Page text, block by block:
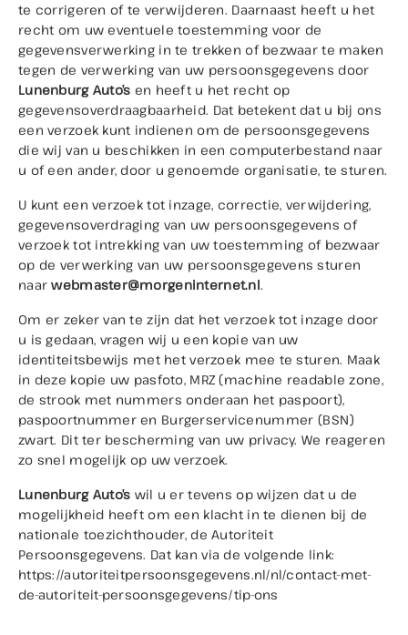
te corrigeren of te verwijderen. Daarnaast heeft u het
recht om uw eventuele toestemming voor de
gegevensverwerking in te trekken of bezwaar te maken
tegen de verwerking van uw persoonsgegevens door
Lunenburg Auto’s en heeft u het recht op
gegevensoverdraagbaarheid. Dat betekent dat u bij ons
een verzoek kunt indienen om de persoonsgegevens
die wij van u beschikken in een computerbestand naar
u of een ander, door u genoemde organisatie, te sturen.
U kunt een verzoek tot inzage, correctie, verwijdering,
gegevensoverdraging van uw persoonsgegevens of
verzoek tot intrekking van uw toestemming of bezwaar
op de verwerking van uw persoonsgegevens sturen
naarwebmaster@morgeninternet.nl.
Om er zeker van te zijn dat het verzoek tot inzage door
u is gedaan, vragen wij u een kopie van uw
identiteitsbewijs met het verzoek mee te sturen. Maak
in deze kopie uw pasfoto, MRZ (machine readable zone,
de strook met nummers onderaan het paspoort),
paspoortnummer en Burgerservicenummer (BSN)
zwart. Dit ter bescherming van uw privacy. We reageren
zo snel mogelijk op uw verzoek.
Lunenburg Auto’s wil u er tevens op wijzen dat u de
mogelijkheid heeft om een klacht in te dienen bij de
nationale toezichthouder, de Autoriteit
Persoonsgegevens. Dat kan via de volgende link:
https://autoriteitpersoonsgegevens.nl/nl/contact-met-
de-autoriteit-persoonsgegevens/tip-ons